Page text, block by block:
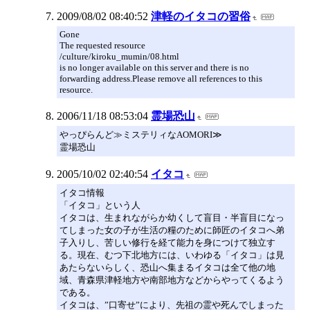
2009/08/02 08:40:52 津軽のイタコの習俗
Gone
The requested resource
/culture/kiroku_mumin/08.html
is no longer available on this server and there is no
forwarding address.Please remove all references to this
resource.
2006/11/18 08:53:04 霊場恐山
やっぴらんど≫ミステリィなAOMORI≫
霊場恐山
2005/10/02 02:40:54 イタコ
イタコ情報
「イタコ」という人
イタコは、生まれながらか幼くして盲目・半盲目になっ
てしまった女の子が生活の糧のために師匠のイタコへ弟
子入りし、苦しい修行を経て能力を身につけて独立す
る。現在、むつ下北地方には、いわゆる「イタコ」は見
あたらないらしく、恐山へ集まるイタコは全て他の地
域、青森県津軽地方や南部地方などからやってくるよう
である。
イタコは、”口寄せ”により、先祖の霊や死んでしまった